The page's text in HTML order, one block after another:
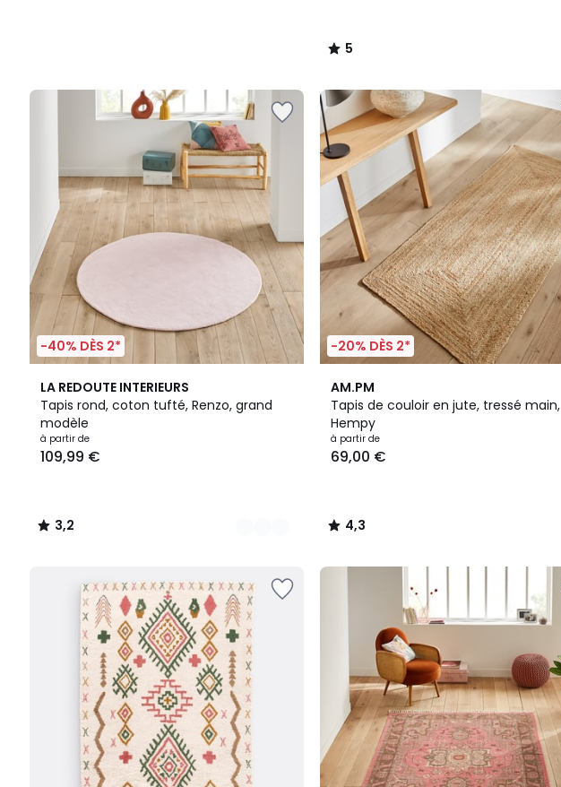
5
/
-40% DÈS 2*
LA REDOUTE INTERIEURS
Tapis rond, coton tufté, Renzo, grand
modèle
à partir de
109,99 €
3,2
/ 5
3
Couleurs
3,2
/
-20% DÈS 2*
AM.PM
Tapis de couloir en jute, tressé main,
Hempy
à partir de
69,00 €
4,3
/ 5
4,3
/